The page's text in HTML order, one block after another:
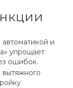
автоматикой и
упрощает
ошибок.